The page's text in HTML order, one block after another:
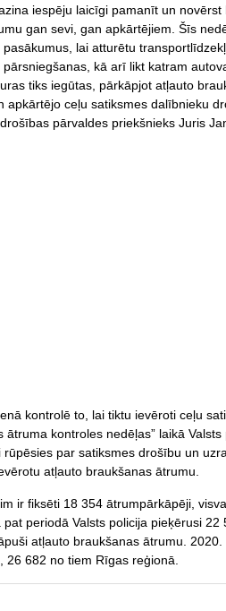
iespēju laicīgi pamanīt un
gan sevi, gan apkārtējiem. Šīs
lai atturētu
kā arī likt katram
tiks iegūtas, pārkāpjot atļauto
apkārtējo ceļu satiksmes dalībnieku
pārvaldes priekšnieks Juris
kontrolē to, lai tiktu ievēroti ceļu
ātruma kontroles nedēļas” laikā
par satiksmes drošību un
atļauto braukšanas ātrumu.
ir fiksēti 18 354 ātrumpārkāpēji,
periodā Valsts policija pieķērusi 22
atļauto braukšanas ātrumu.
26 682 no tiem Rīgas reģionā.